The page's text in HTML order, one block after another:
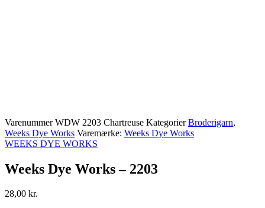
VarenummerWDW 2203 Chartreuse Kategorier Broderigarn,
Weeks Dye Works Varemærke: Weeks Dye Works
WEEKS DYE WORKS
Weeks Dye Works – 2203
28,00 kr.